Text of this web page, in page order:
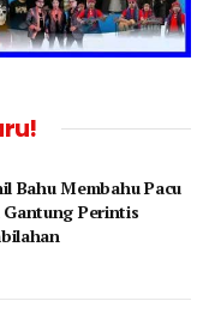
Bahu Membahu Pacu
Perintis